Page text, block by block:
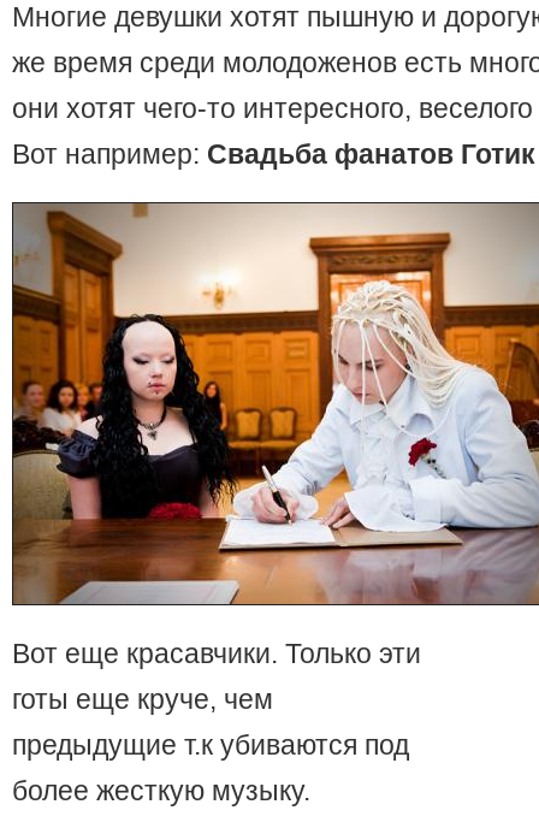
Многие девушки хотят пышную и
же время среди молодоженов есть
они хотят чего-то интересного,
Вот например: Свадьба фанатов
Вот еще красавчики. Только эти
готы еще круче, чем
предыдущие т.к убиваются под
более жесткую музыку.